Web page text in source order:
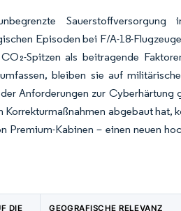
Episoden bei F/A-18-
Spitzen als beitragende
bleiben sie auf
Anforderungen zur Cyberhärtung
abgebaut hat,
Premium-Kabinen – einen neuen
DIE GEOGRAFISCHE RELEVANZ